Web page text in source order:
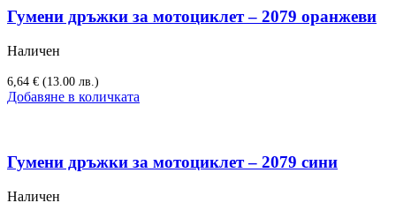
Гумени дръжки за мотоциклет – 2079 оранжеви
Наличен
6,64 € (13.00 лв.)
Добавяне в количката
Гумени дръжки за мотоциклет – 2079 сини
Наличен